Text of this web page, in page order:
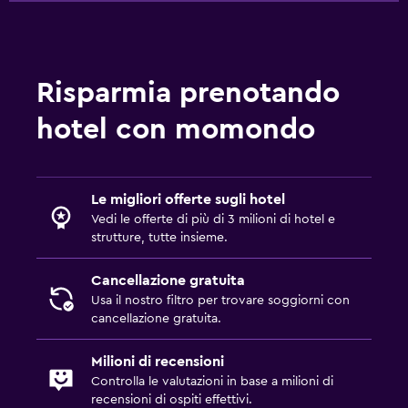
Dock per smartphone
Stanza da letto
Cuscino di piume
Presa elettrica vicino al letto
Sveglia
Barra appendiabiti
Guardaroba o armadio
Risparmia prenotando
hotel con momondo
Le migliori offerte sugli hotel
Vedi le offerte di più di 3 milioni di hotel e
strutture, tutte insieme.
Cancellazione gratuita
Usa il nostro filtro per trovare soggiorni con
cancellazione gratuita.
Milioni di recensioni
Controlla le valutazioni in base a milioni di
recensioni di ospiti effettivi.